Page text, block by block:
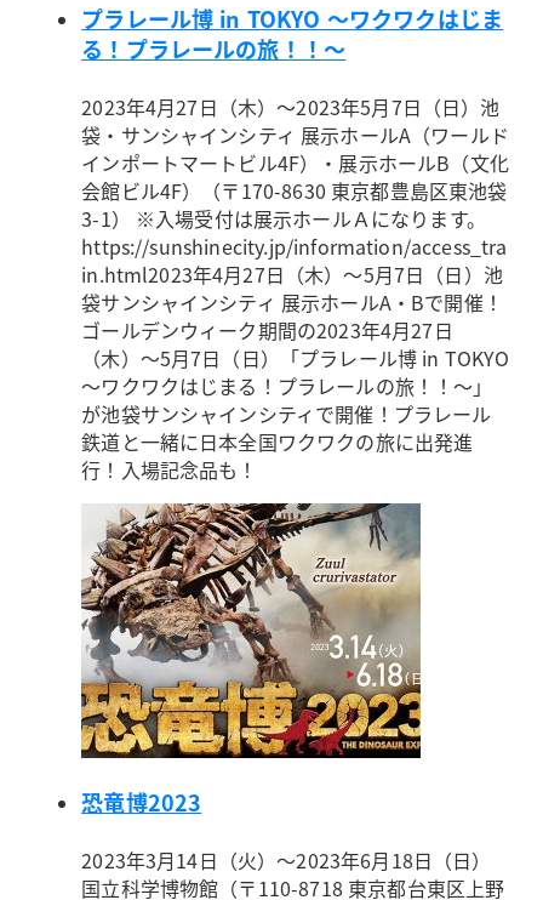
プラレール博 in TOKYO ～ワクワクはじま
る！プラレールの旅！！～
2023年4月27日（木）～2023年5月7日（日） 池
袋・サンシャインシティ 展示ホールA（ワールド
インポートマートビル4F）・展示ホールB（文化
会館ビル4F）（〒170-8630 東京都豊島区東池袋
3-1） ※入場受付は展示ホールＡになります。
https://sunshinecity.jp/information/access_tra
in.html2023年4月27日（木）～5月7日（日）池
袋サンシャインシティ 展示ホールA・Bで開催！
ゴールデンウィーク期間の2023年4月27日
（木）～5月7日（日）「プラレール博 in TOKYO
～ワクワクはじまる！プラレールの旅！！～」
が池袋サンシャインシティで開催！プラレール
鉄道と一緒に日本全国ワクワクの旅に出発進
行！入場記念品も！
恐竜博2023
2023年3月14日（火）～2023年6月18日（日）
国立科学博物館（〒110-8718 東京都台東区上野